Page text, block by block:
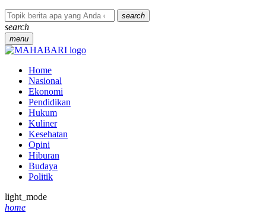
search
search
menu
Home
Nasional
Ekonomi
Pendidikan
Hukum
Kuliner
Kesehatan
Opini
Hiburan
Budaya
Politik
light_mode
home